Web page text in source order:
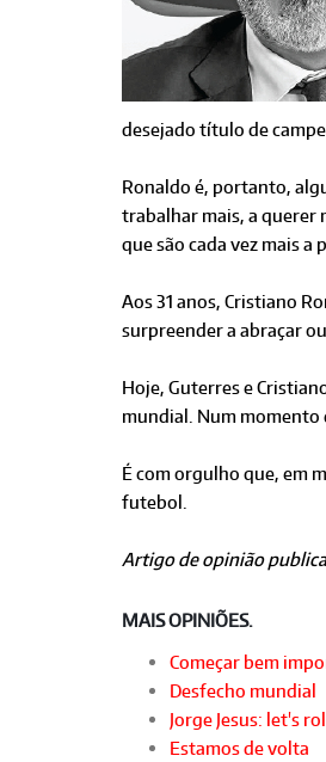
desejado título de
Ronaldo é, portanto,
trabalhar mais, a querer
que são cada vez mais
Aos 31 anos, Cristiano
surpreender a abraçar
Hoje, Guterres e
mundial. Num momento
É com orgulho que, em
futebol.
Artigo de opinião
MAIS OPINIÕES.
Começar bem
Desfecho mundial
Jorge Jesus: let's roll
Estamos de volta